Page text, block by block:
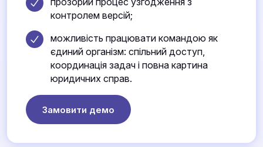
контролем версій;
можливість працювати командою як
єдиний організм: спільний доступ,
координація задач і повна картина
юридичних справ.
Замовити демо